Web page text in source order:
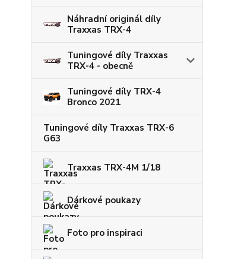
Náhradní originál díly
Traxxas TRX-4
Tuningové díly Traxxas
TRX-4 - obecně
Tuningové díly TRX-4
Bronco 2021
Tuningové díly Traxxas TRX-6
G63
Traxxas TRX-4M 1/18
Dárkové poukazy
Foto pro inspiraci